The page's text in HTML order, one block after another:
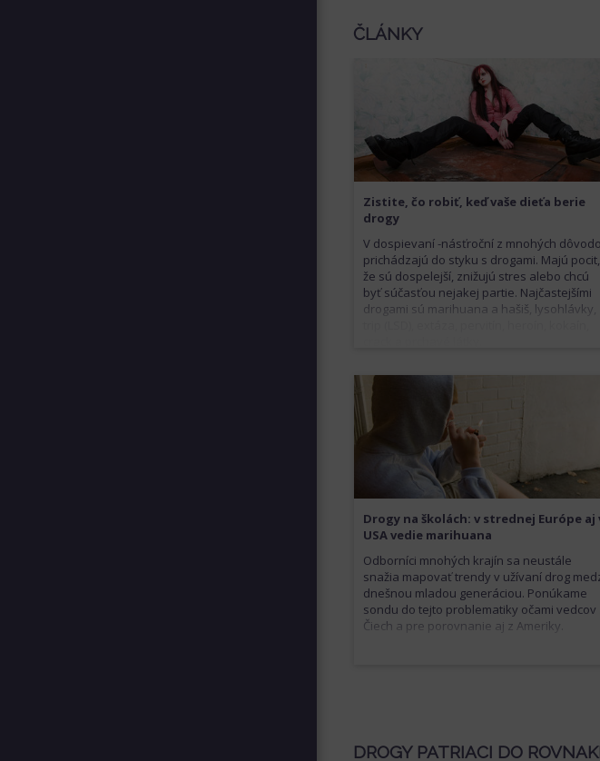
ČLÁNKY
Zistite, čo robiť, keď vaše dieťa berie
drogy
V dospievaní -násťroční z mnohých
prichádzajú do styku s drogami. Majú pocit,
že sú dospelejší, znižujú stres alebo chcú
byť súčasťou nejakej partie. Najčastejšími
drogami sú marihuana a hašiš, lysohlávky,
Drogy na školách: v strednej Európe aj
USA vedie marihuana
Odborníci mnohých krajín sa neustále
snažia mapovať trendy v užívaní drog
dnešnou mladou generáciou. Ponúkame
sondu do tejto problematiky očami vedcov
Čiech a pre porovnanie aj z Ameriky.
DROGY PATRIACI DO